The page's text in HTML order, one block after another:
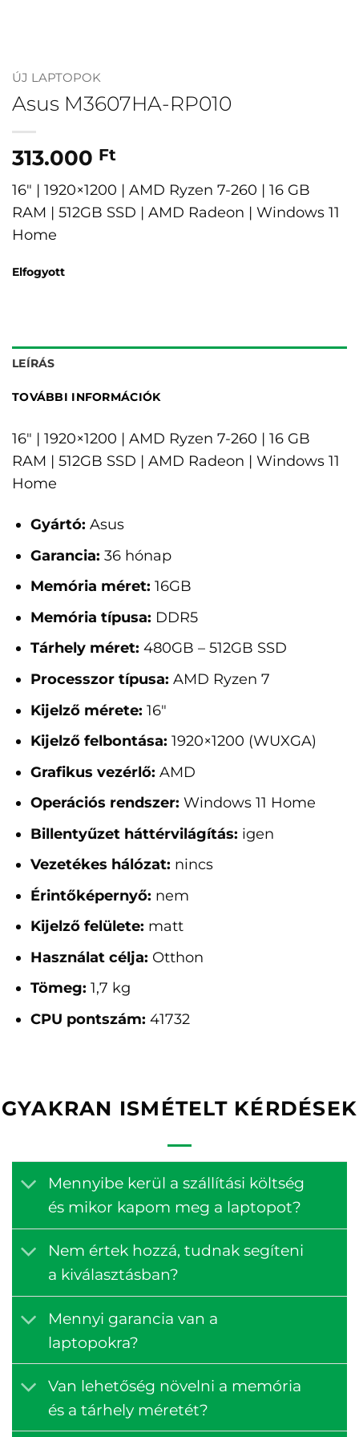
ÚJ LAPTOPOK
Asus M3607HA-RP010
313.000 Ft
16″ | 1920×1200 | AMD Ryzen 7-260 | 16 GB
RAM | 512GB SSD | AMD Radeon | Windows 11
Home
Elfogyott
LEÍRÁS
TOVÁBBI INFORMÁCIÓK
16" | 1920×1200 | AMD Ryzen 7-260 | 16 GB
RAM | 512GB SSD | AMD Radeon | Windows 11
Home
Gyártó: Asus
Garancia: 36 hónap
Memória méret: 16GB
Memória típusa: DDR5
Tárhely méret: 480GB – 512GB SSD
Processzor típusa: AMD Ryzen 7
Kijelző mérete: 16"
Kijelző felbontása: 1920×1200 (WUXGA)
Grafikus vezérlő: AMD
Operációs rendszer: Windows 11 Home
Billentyűzet háttérvilágítás: igen
Vezetékes hálózat: nincs
Érintőképernyő: nem
Kijelző felülete: matt
Használat célja: Otthon
Tömeg: 1,7 kg
CPU pontszám: 41732
GYAKRAN ISMÉTELT KÉRDÉSEK
Mennyibe kerül a szállítási költség
és mikor kapom meg a laptopot?
Nem értek hozzá, tudnak segíteni
a kiválasztásban?
Mennyi garancia van a
laptopokra?
Van lehetőség növelni a memória
és a tárhely méretét?